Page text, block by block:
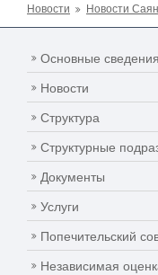
Новости Новости
Основные сведения
Новости
Структура
Структурные
Документы
Услуги
Попечительский
Независимая